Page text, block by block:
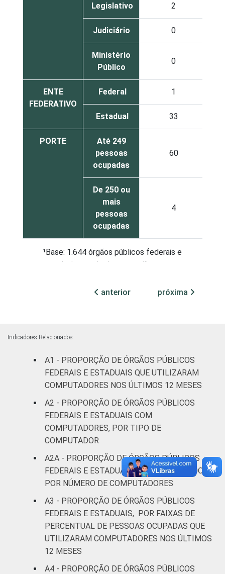
Legislativo 2
Judiciário 0
Ministério
Público
0
ENTE
FEDERATIVO
Federal 1
Estadual 33
PORTE
Até 249
pessoas
ocupadas
60
De 250 ou
mais
pessoas
ocupadas
4
¹Base: 1.644 órgãos públicos federais e
estaduais que declararam utilizar
coletados entre julho e outubro de 2015.
anterior próxima
Indicadores Relacionados
A1 - PROPORÇÃO DE ÓRGÃOS PÚBLICOS
FEDERAIS E ESTADUAIS QUE UTILIZARAM
COMPUTADORES NOS ÚLTIMOS 12 MESES
A2 - PROPORÇÃO DE ÓRGÃOS PÚBLICOS
FEDERAIS E ESTADUAIS COM
COMPUTADORES, POR TIPO DE
COMPUTADOR
A2A - PROPORÇÃO DE ÓRGÃOS PÚBLICOS
FEDERAIS E ESTADUAIS COM COMPUTADOR,
POR NÚMERO DE COMPUTADORES
A3 - PROPORÇÃO DE ÓRGÃOS PÚBLICOS
FEDERAIS E ESTADUAIS, POR FAIXAS DE
PERCENTUAL DE PESSOAS OCUPADAS QUE
UTILIZARAM COMPUTADORES NOS ÚLTIMOS
12 MESES
A4 - PROPORÇÃO DE ÓRGÃOS PÚBLICOS